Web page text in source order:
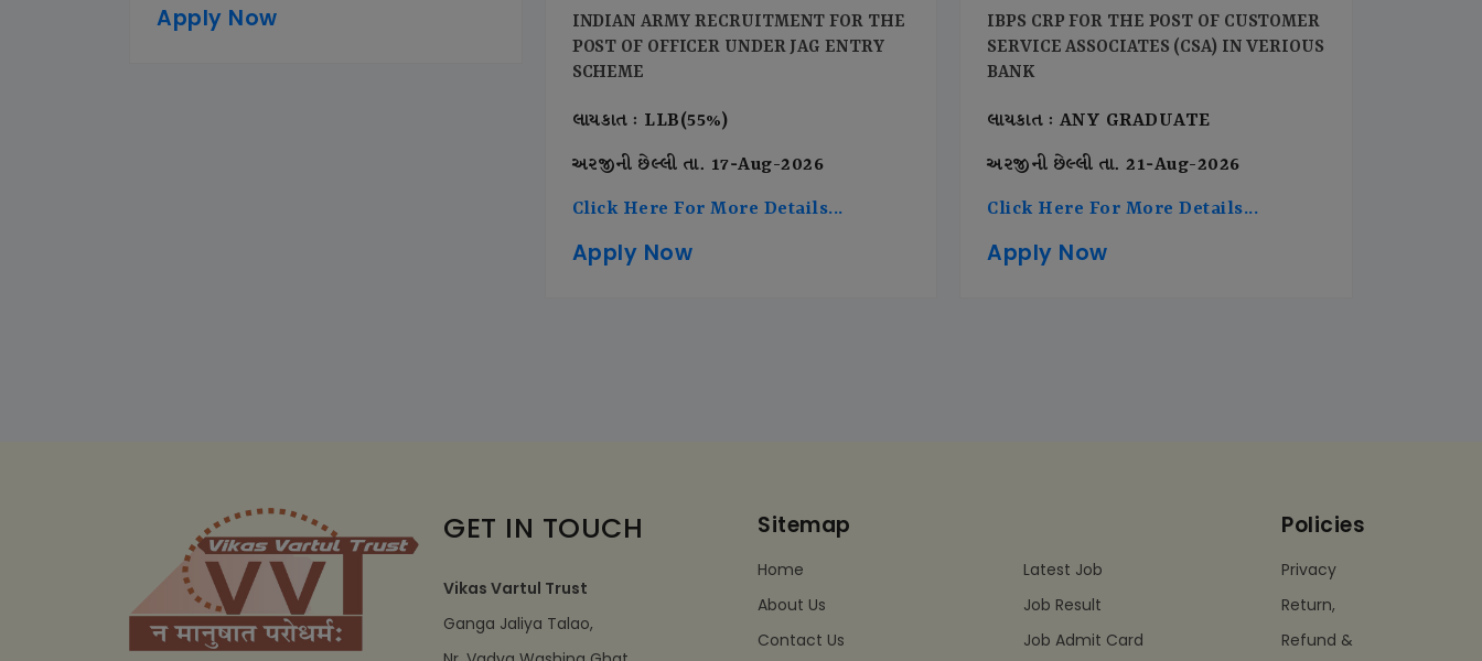
Apply Now
INDIAN ARMY RECRUITMENT FOR THE
POST OF OFFICER UNDER JAG ENTRY
SCHEME
લાયકાત : LLB(55%)
અરજીની છેલ્લી તા. 17-Aug-2026
Click Here For More Details...
Apply Now
IBPS CRP FOR THE POST OF CUSTOMER
SERVICE ASSOCIATES (CSA) IN VERIOUS
BANK
લાયકાત : ANY GRADUATE
અરજીની છેલ્લી તા. 21-Aug-2026
Click Here For More Details...
Apply Now
GET IN TOUCH
Vikas Vartul Trust
Ganga Jaliya Talao,
Sitemap
Home
About Us
Contact Us
Latest Job
Job Result
Job Admit Card
Policies
Privacy
Return,
Refund &